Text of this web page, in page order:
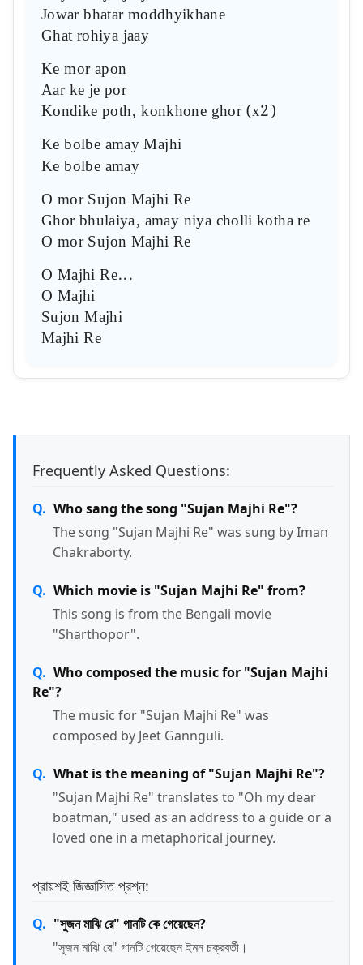
Jowar bhatar moddhyikhane
Ghat rohiya jaay
Ke mor apon
Aar ke je por
Kondike poth, konkhone ghor (x2)
Ke bolbe amay Majhi
Ke bolbe amay
O mor Sujon Majhi Re
Ghor bhulaiya, amay niya cholli kotha re
O mor Sujon Majhi Re
O Majhi Re...
O Majhi
Sujon Majhi
Majhi Re
Frequently Asked Questions:
Who sang the song "Sujan Majhi Re"?
The song "Sujan Majhi Re" was sung by Iman
Chakraborty.
Which movie is "Sujan Majhi Re" from?
This song is from the Bengali movie
"Sharthopor".
Who composed the music for "Sujan Majhi
Re"?
The music for "Sujan Majhi Re" was
composed by Jeet Gannguli.
What is the meaning of "Sujan Majhi Re"?
"Sujan Majhi Re" translates to "Oh my dear
boatman," used as an address to a guide or a
loved one in a metaphorical journey.
প্রায়শই জিজ্ঞাসিত প্রশ্ন:
"সুজন মাঝি রে" গানটি কে গেয়েছেন?
"সুজন মাঝি রে" গানটি গেয়েছেন ইমন চক্রবর্তী।